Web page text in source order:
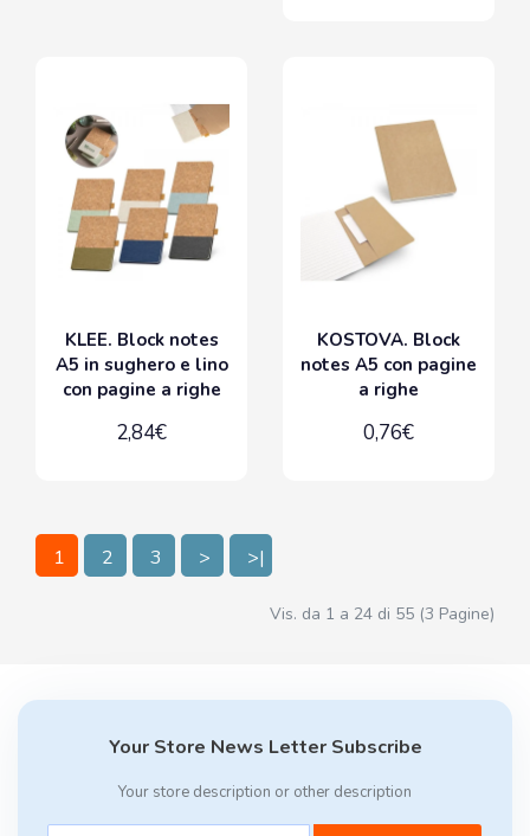
KLEE. Block notes
A5 in sughero e lino
con pagine a righe
2,84€
KOSTOVA. Block
notes A5 con pagine
a righe
0,76€
1 2 3 > >|
Vis. da 1 a 24 di 55 (3 Pagine)
Your Store News Letter Subscribe
Your store description or other description